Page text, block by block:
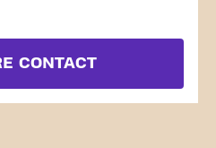
CONTACT